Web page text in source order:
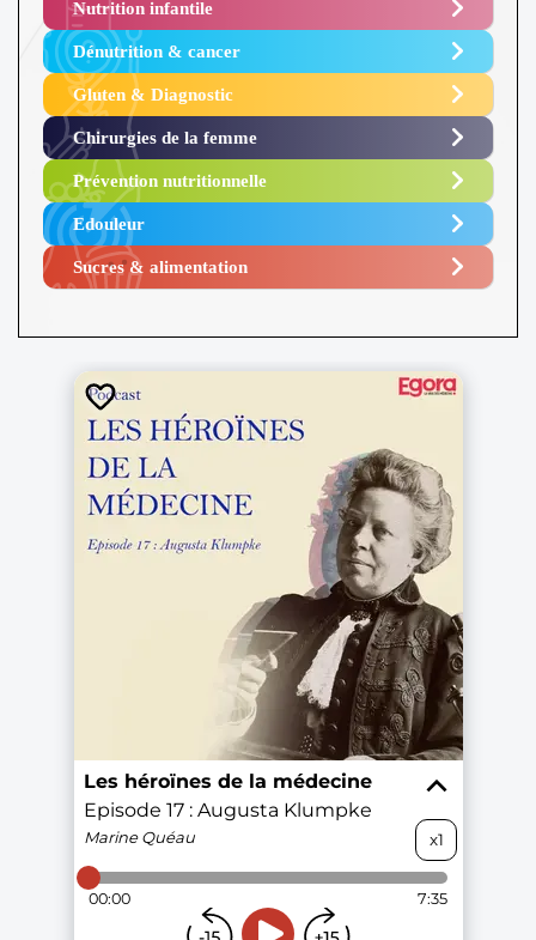
Nutrition infantile
Dénutrition & cancer
Gluten & Diagnostic
Chirurgies de la femme
Prévention nutritionnelle
Edouleur​
Sucres & alimentation​